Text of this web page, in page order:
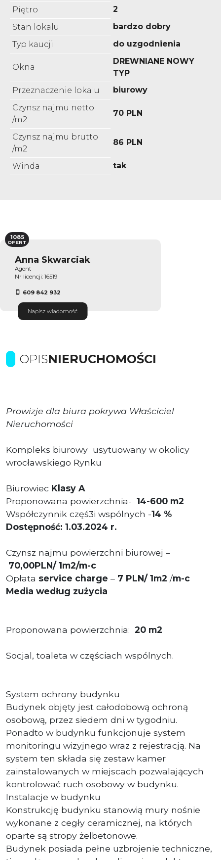
Piętro
2
Stan lokalu
bardzo dobry
Typ kaucji
do uzgodnienia
Okna
DREWNIANE NOWY
TYP
Przeznaczenie lokalu
biurowy
Czynsz najmu netto
/m2
70 PLN
Czynsz najmu brutto
/m2
86 PLN
Winda tak
Anna Skwarciak
Agent
Nr licencji: 16519
609 842 932
Napisz wiadomość
1085
OFERT
OPISNIERUCHOMOŚCI
Prowizje dla biura pokrywa Właściciel
Nieruchomości
Kompleks biurowy usytuowany w okolicy
wrocławskiego Rynku
Biurowiec Klasy A
Proponowana powierzchnia- 14-600 m2
Współczynnik częś3i wspólnych -14 %
Dostępność: 1.03.2024 r.
Czynsz najmu powierzchni biurowej –
70,00PLN/ 1m2/m-c
Opłata service charge – 7 PLN/ 1m2 /m-c
Media według zużycia
Proponowana powierzchnia: 20 m2
Socjal, toaleta w częściach wspólnych.
System ochrony budynku
Budynek objęty jest całodobową ochroną
osobową, przez siedem dni w tygodniu.
Ponadto w budynku funkcjonuje system
monitoringu wizyjnego wraz z rejestracją. Na
system ten składa się zestaw kamer
zainstalowanych w miejscach pozwalających
kontrolować ruch osobowy w budynku.
Instalacje w budynku
Konstrukcję budynku stanowią mury nośnie
wykonane z cegły ceramicznej, na których
oparte są stropy żelbetonowe.
Budynek posiada pełne uzbrojenie techniczne,